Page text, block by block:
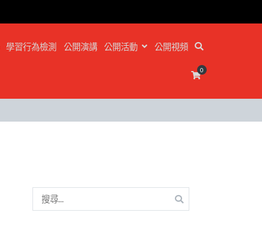
學習行為檢測 公開演講 公開活動 公開視頻
0
尋